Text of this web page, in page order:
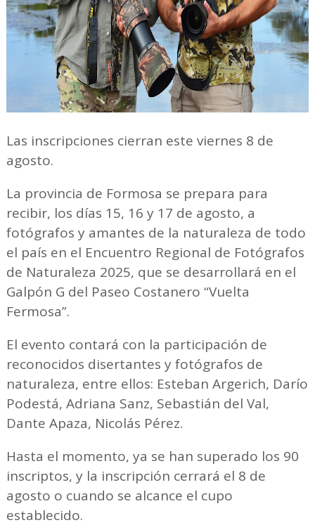
Las inscripciones cierran este viernes 8 de
agosto.
La provincia de Formosa se prepara para
recibir, los días 15, 16 y 17 de agosto, a
fotógrafos y amantes de la naturaleza de todo
el país en el Encuentro Regional de Fotógrafos
de Naturaleza 2025, que se desarrollará en el
Galpón G del Paseo Costanero “Vuelta
Fermosa”.
El evento contará con la participación de
reconocidos disertantes y fotógrafos de
naturaleza, entre ellos: Esteban Argerich, Darío
Podestá, Adriana Sanz, Sebastián del Val,
Dante Apaza, Nicolás Pérez.
Hasta el momento, ya se han superado los 90
inscriptos, y la inscripción cerrará el 8 de
agosto o cuando se alcance el cupo
establecido.